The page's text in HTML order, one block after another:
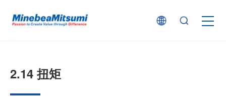
按行业用途查找
2.14 扭矩